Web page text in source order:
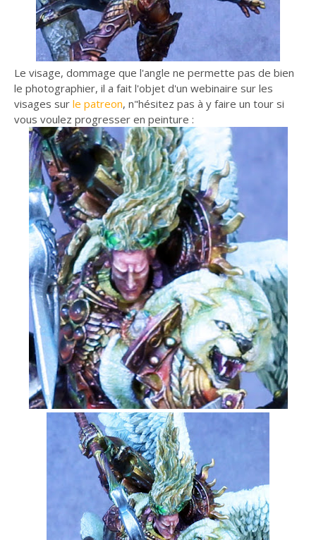
Le visage, dommage que l'angle ne permette pas de bien
le photographier, il a fait l'objet d'un webinaire sur les
visages sur le patreon, n"hésitez pas à y faire un tour si
vous voulez progresser en peinture :